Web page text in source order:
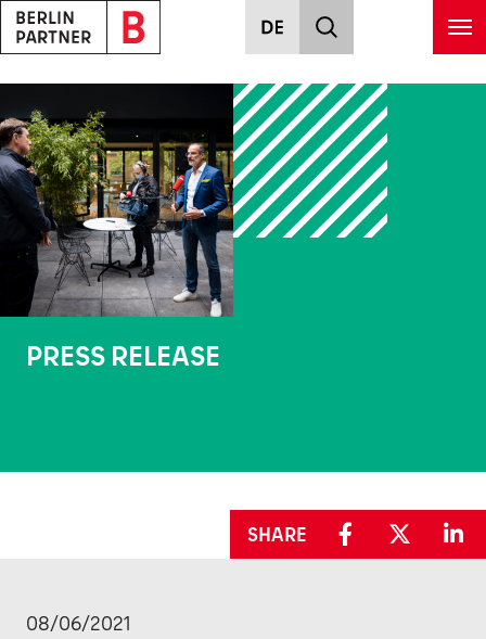
Skip to main content
PRESS RELEASE
SHARE
08/06/2021